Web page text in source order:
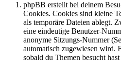
phpBB erstellt bei deinem
Cookies. Cookies sind kleine
als temporäre Dateien ablegt.
eine eindeutige Benutzer-
anonyme Sitzungs-Nummer
automatisch zugewiesen wird.
sobald du Themen besucht